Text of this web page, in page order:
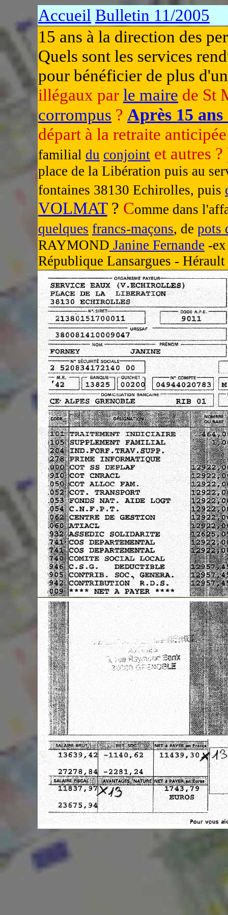
Accueil Bulletin 11/2005
15 ans à la direction des
Quels sont les services
pour bénéficier de plus
illégaux par le maire de St
corrompus ? Après 15
départ à la retraite
familial du conjoint et autres
place de la Libération puis au
fontaines 38130 Echirolles, puis
VOLMAT? Comme dans
quelques francs-maçons, de pots
RAYMOND Janine Fernande -
République Lansargues -